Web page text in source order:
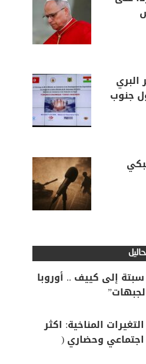
جنوب
إلى كييف .. أوروبا
المناخية: اكثر
وحضاري (